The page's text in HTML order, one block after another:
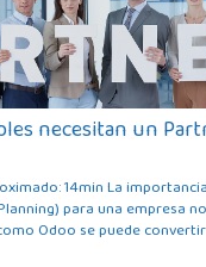
necesitan un
14min La
para una empresa
Odoo se puede